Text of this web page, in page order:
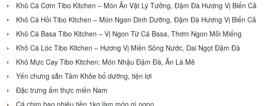
Khô Cá Cơm Tibo Kitchen – Món Ăn Vặt Lý Tưởng, Đậm Đà Hương Vị Biển Cả
Khô Cá Hồi Tibo Kitchen – Món Ngon Dinh Dưỡng, Đậm Đà Hương Vị Biển Cả
Khô Cá Basa Tibo Kitchen – Vị Ngon Từ Cá Basa, Thơm Ngon Mỗi Miếng
Khô Cá Lóc Tibo Kitchen – Hương Vị Miền Sông Nước, Dai Ngọt Đậm Đà
Khô Mực Cay Tibo Kitchen: Món Nhậu Đậm Đà, Ăn Là Mê
Yến chưng sẵn Tâm Khỏe bổ dưỡng, tiện lợi
Đặc trưng ẩm thực miền Nam
Cá chim bao nhiêu tiền 1kg làm món gì ngon